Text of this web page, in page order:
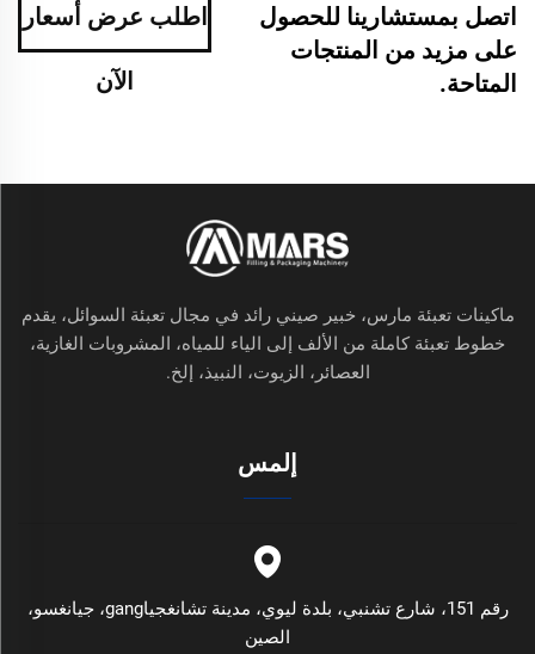
اتصل بمستشارينا للحصول
على مزيد من المنتجات
المتاحة.
اطلب عرض أسعار
الآن
ماكينات تعبئة مارس، خبير صيني رائد في مجال تعبئة السوائل، يقدم
خطوط تعبئة كاملة من الألف إلى الياء للمياه، المشروبات الغازية،
العصائر، الزيوت، النبيذ، إلخ.
إلمس
رقم 151، شارع تشنبي، بلدة ليوي، مدينة تشانغجياgang، جيانغسو،
الصين